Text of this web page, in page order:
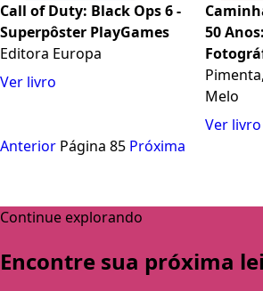
Call of Duty: Black Ops 6 -
Superpôster PlayGames
Editora Europa
Ver livro
50
Melo
Ver livro
Anterior Página 85 Próxima
Continue explorando
Encontre sua próxima